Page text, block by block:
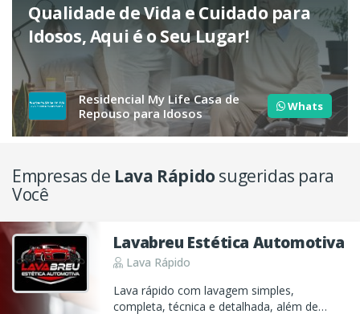
Qualidade de Vida e Cuidado para
Idosos, Aqui é o Seu Lugar!
Residencial My Life Casa de
Repouso para Idosos
Whats
Empresas de Lava Rápidosugeridas para
Você
Lavabreu Estética Automotiva
Lava Rápido
Lava rápido com lavagem simples,
completa, técnica e detalhada, além de